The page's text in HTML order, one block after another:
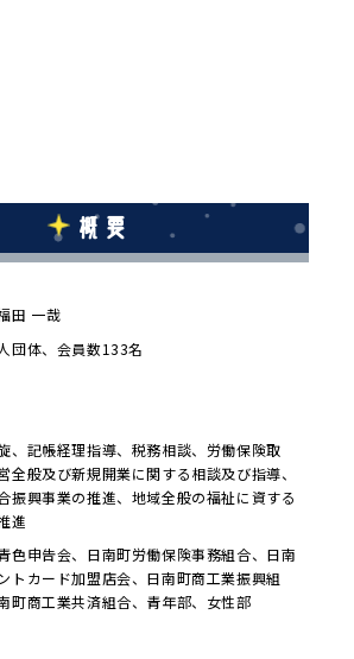
概要
田 一哉
団体、会員数133名
、記帳経理指導、税務相談、労働保険取
全般及び新規開業に関する相談及び指導、
振興事業の推進、地域全般の福祉に資する
進
色申告会、日南町労働保険事務組合、日南
トカード加盟店会、日南町商工業振興組
町商工業共済組合、青年部、女性部